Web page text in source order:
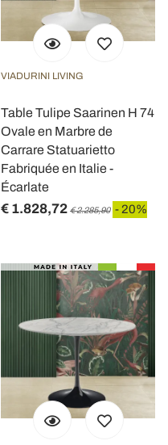
VIADURINI LIVING
Table Tulipe Saarinen H 74
Ovale en Marbre de
Carrare Statuarietto
Fabriquée en Italie -
Écarlate
€ 1.828,72 € 2.285,90 - 20%